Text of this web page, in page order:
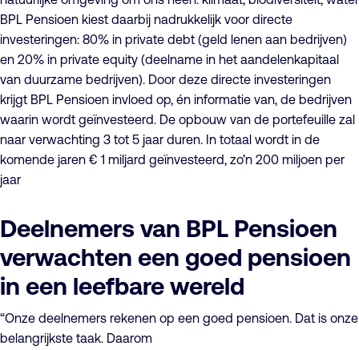
BPL Pensioen kiest daarbij nadrukkelijk voor directe
investeringen: 80% in private debt (geld lenen aan bedrijven)
en 20% in private equity (deelname in het aandelenkapitaal
van duurzame bedrijven). Door deze directe investeringen
krijgt BPL Pensioen invloed op, én informatie van, de bedrijven
waarin wordt geïnvesteerd. De opbouw van de portefeuille zal
naar verwachting 3 tot 5 jaar duren. In totaal wordt in de
komende jaren € 1 miljard geïnvesteerd, zo’n 200 miljoen per
jaar
Deelnemers van BPL Pensioen
verwachten een goed pensioen
in een leefbare wereld
“Onze deelnemers rekenen op een goed pensioen. Dat is onze
belangrijkste taak. Daarom